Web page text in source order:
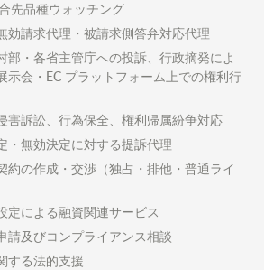
先品種ウォッチング
効請求代理・被請求側答弁対応代理
部・各省主管庁への投訴、行政摘発によ
示会・EC プラットフォーム上での権利行
害訴訟、行為保全、権利帰属紛争対応
・無効決定に対する提訴代理
約の作成・交渉（独占・排他・普通ライ
定による融資関連サービス
請及びコンプライアンス相談
する法的支援